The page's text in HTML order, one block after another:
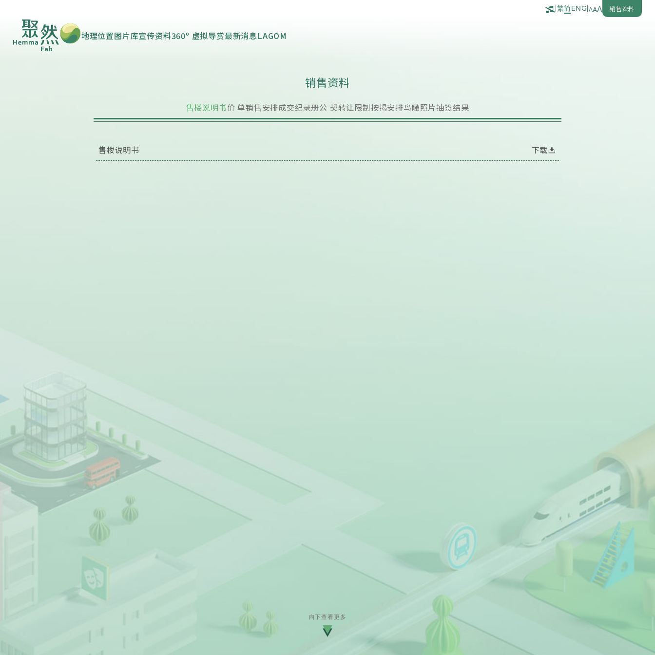
繁简ENG AAA 销售资料
地理位置图片库宣传资料360º 虚拟导赏最新消息LAGOM
销售资料
售楼说明书价 单销售安排成交纪录册公 契转让限制按揭安排鸟瞰照片抽签结果
售楼说明书 下载
向下查看更多